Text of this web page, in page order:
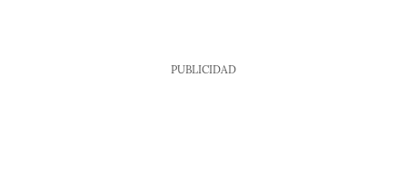
PUBLICIDAD